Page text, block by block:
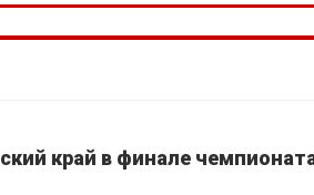
край в финале